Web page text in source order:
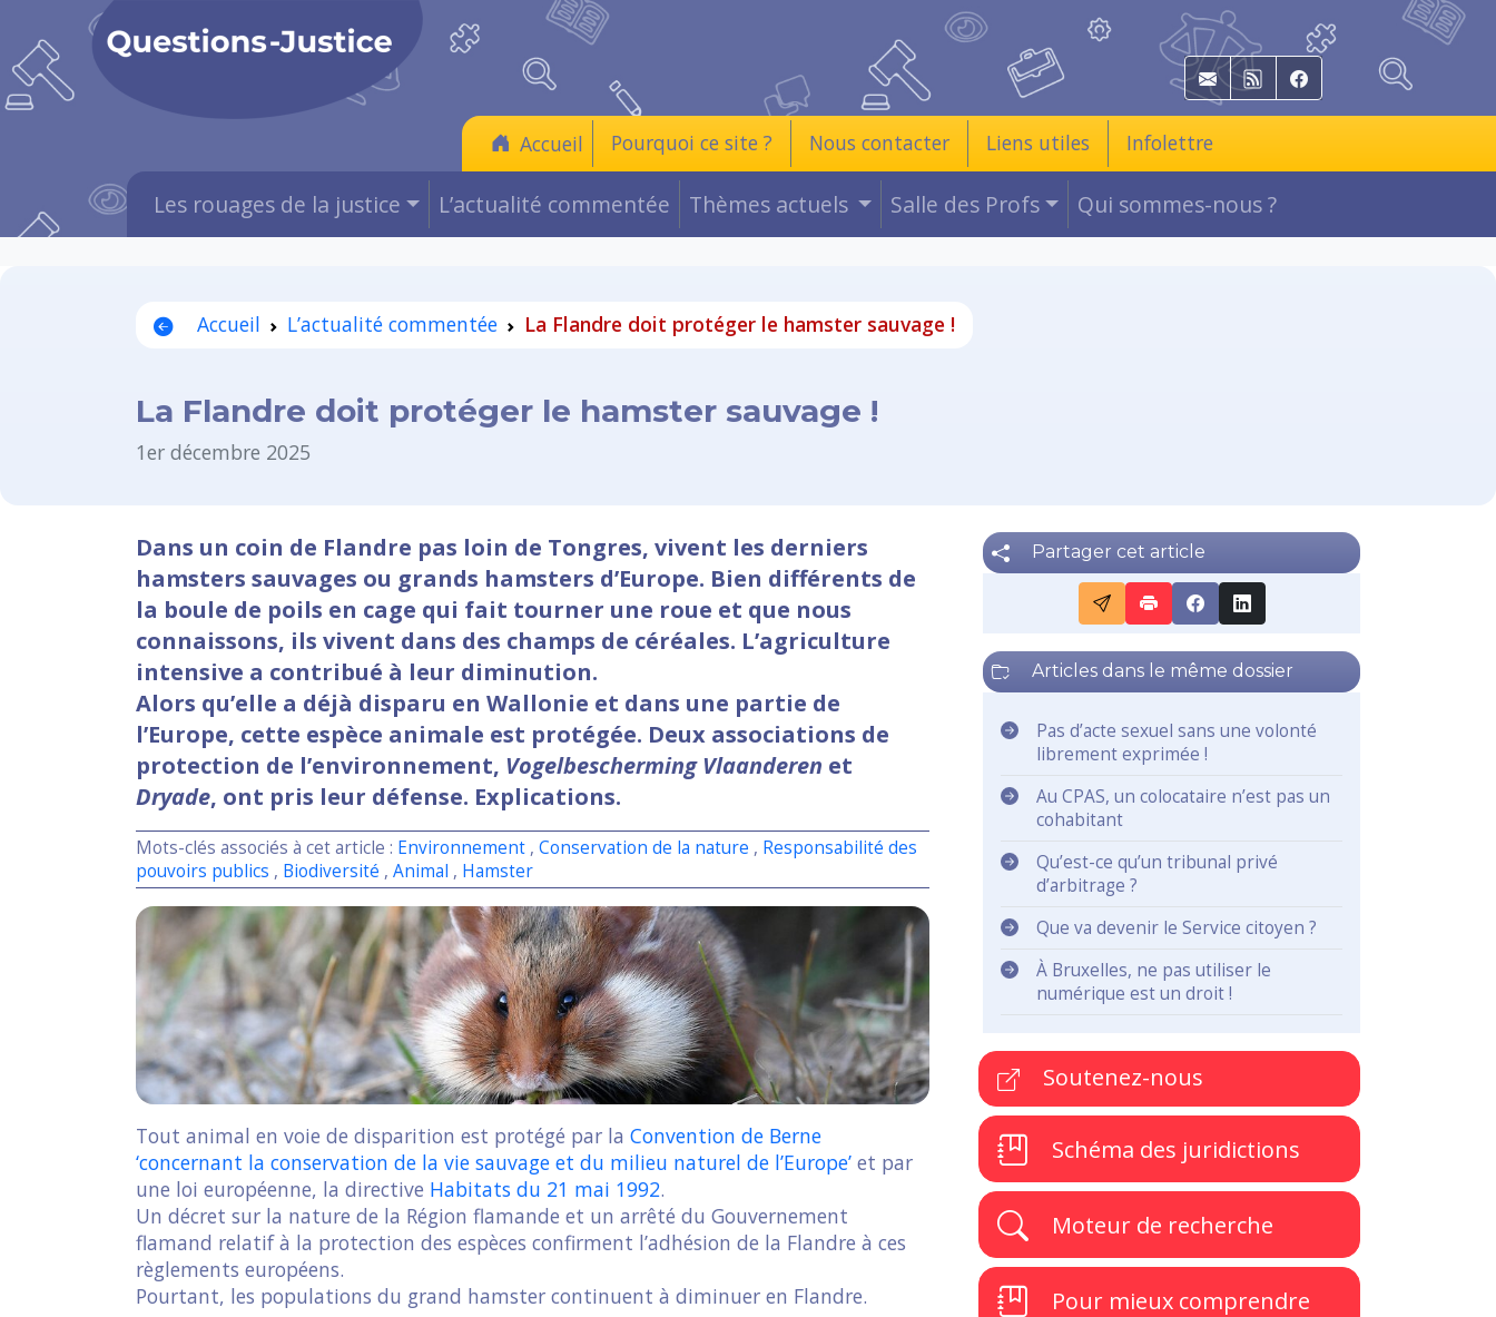
E-mail RSS Facebook
Accueil Pourquoi ce site ? Nous contacter Liens utiles Infolettre
Les rouages de la justice L’actualité commentée Thèmes actuels Salle des Profs Qui sommes-nous ?
Accueil L’actualité commentée La Flandre doit protéger le hamster sauvage !
La Flandre doit protéger le hamster sauvage !
1er décembre 2025
Dans un coin de Flandre pas loin de Tongres, vivent les derniers
hamsters sauvages ou grands hamsters d’Europe. Bien différents de
la boule de poils en cage qui fait tourner une roue et que nous
connaissons, ils vivent dans des champs de céréales. L’agriculture
intensive a contribué à leur diminution.
Alors qu’elle a déjà disparu en Wallonie et dans une partie de
l’Europe, cette espèce animale est protégée. Deux associations de
protection de l’environnement, Vogelbescherming Vlaanderen et
Dryade, ont pris leur défense. Explications.
Mots-clés associés à cet article : Environnement , Conservation de la nature , Responsabilité des
pouvoirs publics , Biodiversité , Animal , Hamster
Tout animal en voie de disparition est protégé par la Convention de Berne
‘concernant la conservation de la vie sauvage et du milieu naturel de l’Europe’ et par
une loi européenne, la directive Habitats du 21 mai 1992.
Un décret sur la nature de la Région flamande et un arrêté du Gouvernement
flamand relatif à la protection des espèces confirment l’adhésion de la Flandre à ces
règlements européens.
Pourtant, les populations du grand hamster continuent à diminuer en Flandre.
Partager cet article
Articles dans le même dossier
Pas d’acte sexuel sans une volonté
librement exprimée !
Au CPAS, un colocataire n’est pas un
cohabitant
Qu’est-ce qu’un tribunal privé
d’arbitrage ?
Que va devenir le Service citoyen ?
À Bruxelles, ne pas utiliser le
numérique est un droit !
Soutenez-nous
Schéma des juridictions
Moteur de recherche
Pour mieux comprendre